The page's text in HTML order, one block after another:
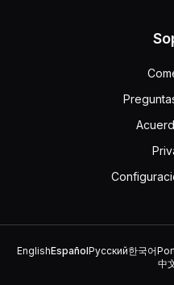
EnglishEspañolРусский한국어
中